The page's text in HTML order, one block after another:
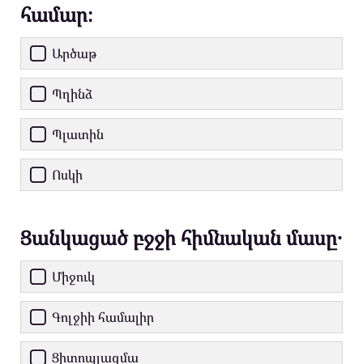
համար։
Արծաթ
Պղինձ
Պլատին
Ոսկի
Ցանկացած բջջի հիմնական մասը․
Միջուկ
Գոլջիի համալիր
Ցիտոպլազմա